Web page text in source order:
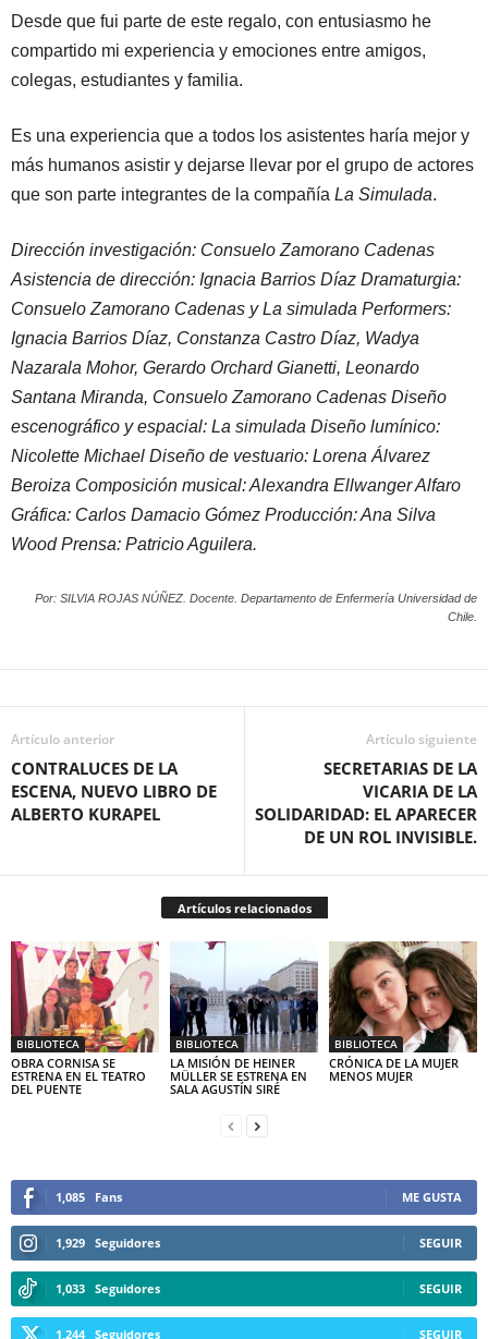
Desde que fui parte de este regalo, con entusiasmo he
compartido mi experiencia y emociones entre amigos,
colegas, estudiantes y familia.
Es una experiencia que a todos los asistentes haría mejor y
más humanos asistir y dejarse llevar por el grupo de actores
que son parte integrantes de la compañía La Simulada.
Dirección investigación: Consuelo Zamorano Cadenas
Asistencia de dirección: Ignacia Barrios Díaz Dramaturgia:
Consuelo Zamorano Cadenas y La simulada Performers:
Ignacia Barrios Díaz, Constanza Castro Díaz, Wadya
Nazarala Mohor, Gerardo Orchard Gianetti, Leonardo
Santana Miranda, Consuelo Zamorano Cadenas Diseño
escenográfico y espacial: La simulada Diseño lumínico:
Nicolette Michael Diseño de vestuario: Lorena Álvarez
Beroiza Composición musical: Alexandra Ellwanger Alfaro
Gráfica: Carlos Damacio Gómez Producción: Ana Silva
Wood Prensa: Patricio Aguilera.
Por: SILVIA ROJAS NÚÑEZ. Docente. Departamento de Enfermería Universidad de
Chile.
Artículo anterior
CONTRALUCES DE LA
ESCENA, NUEVO LIBRO DE
ALBERTO KURAPEL
Artículo siguiente
SECRETARIAS DE LA
VICARIA DE LA
SOLIDARIDAD: EL APARECER
DE UN ROL INVISIBLE.
Artículos relacionados
BIBLIOTECA
OBRA CORNISA SE
ESTRENA EN EL TEATRO
DEL PUENTE
BIBLIOTECA
LA MISIÓN DE HEINER
MÜLLER SE ESTRENA EN
SALA AGUSTÍN SIRÉ
BIBLIOTECA
CRÓNICA DE LA MUJER
MENOS MUJER
1,085 Fans ME GUSTA
1,929 Seguidores SEGUIR
1,033 Seguidores SEGUIR
1,244 Seguidores SEGUIR